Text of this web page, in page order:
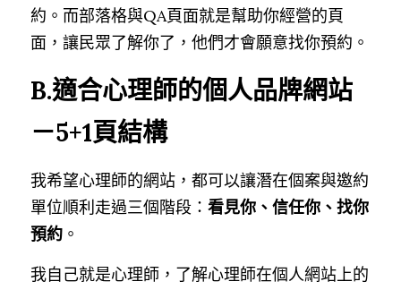
約。而部落格與QA頁面就是幫助你經營的頁
面，讓民眾了解你了，他們才會願意找你預約。
B.適合心理師的個人品牌網站
－5+1頁結構
我希望心理師的網站，都可以讓潛在個案與邀約
單位順利走過三個階段： 看見你、信任你、找你
預約 。
我自己就是心理師，了解心理師在個人網站上的